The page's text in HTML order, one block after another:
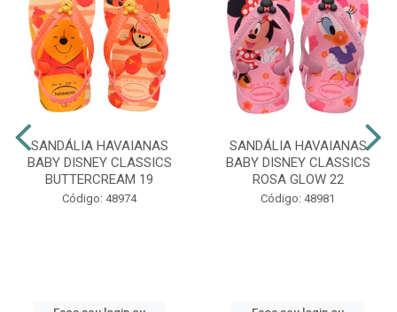
SANDÁLIA HAVAIANAS
BABY DISNEY CLASSICS
BUTTERCREAM 19
Código: 48974
SANDÁLIA HAVAIANAS
BABY DISNEY CLASSICS
ROSA GLOW 22
Código: 48981